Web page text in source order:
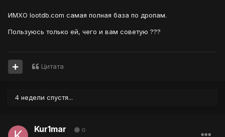
ИМХО lootdb.com самая полная база по дропам.
Пользуюсь только ей, чего и вам советую ???
Цитата
4 недели спустя...
Kur1mar 0